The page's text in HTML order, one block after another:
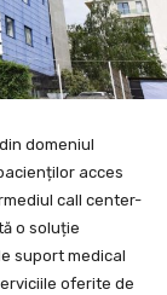
domeniul
acces
call center-
o soluție
suport medical
oferite de